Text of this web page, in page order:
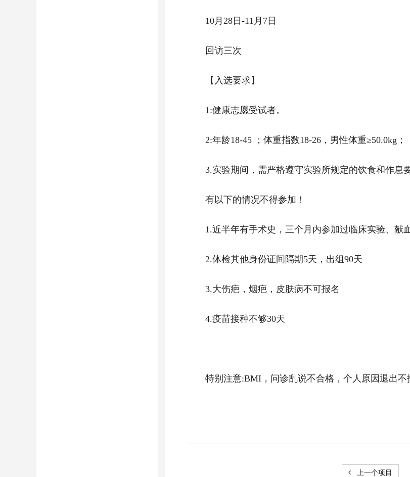
10月28日-11月7日
回访三次
【入选要求】
1:健康志愿受试者。
2:年龄18-45 ；体重指数18-26，男性体重≥50.0kg；
3.实验期间，需严格遵守实验所规定的饮食和作息
有以下的情况不得参加！
1.近半年有手术史，三个月内参加过临床实验、献
2.体检其他身份证间隔期5天，出组90天
3.大伤疤，烟疤，皮肤病不可报名
4.疫苗接种不够30天
特别注意:BMI，问诊乱说不合格，个人原因退出不
上一个项目